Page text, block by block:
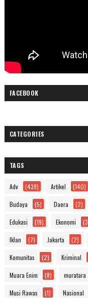
FACEBOOK
CATEGORIES
TAGS
Adv (439) Artikel (140)
Budaya (5) Daera (2)
Edukasi (19) Ekonomi
Iklan (7) Jakarta (2)
Komunitas (2) Kriminal
Muara Enim (8) muratara
Musi Rawas (1) Nasional